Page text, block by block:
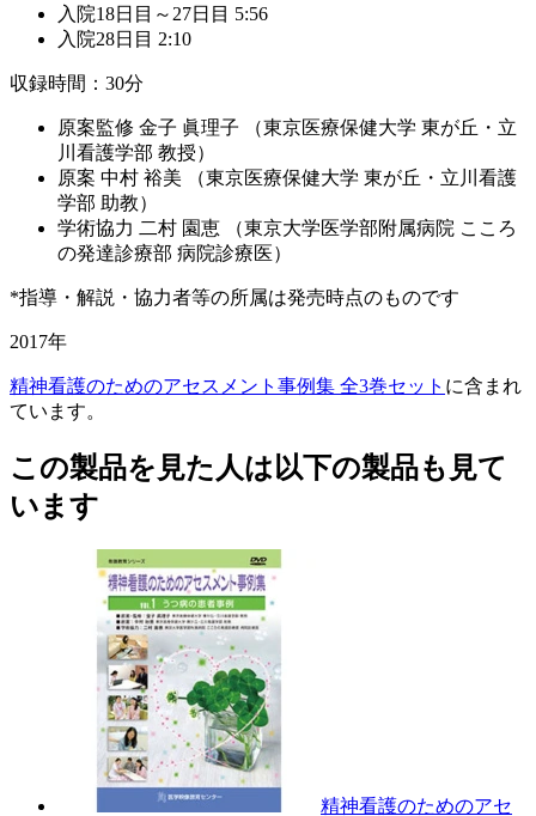
入院18日目～27日目 5:56
入院28日目 2:10
収録時間：30分
原案監修 金子 眞理子 （東京医療保健大学 東が丘・立
川看護学部 教授）
原案 中村 裕美 （東京医療保健大学 東が丘・立川看護
学部 助教）
学術協力 二村 園恵 （東京大学医学部附属病院 こころ
の発達診療部 病院診療医）
*指導・解説・協力者等の所属は発売時点のものです
2017年
精神看護のためのアセスメント事例集 全3巻セット に含まれ
ています。
この製品を見た人は以下の製品も見て
います
精神看護のためのアセ